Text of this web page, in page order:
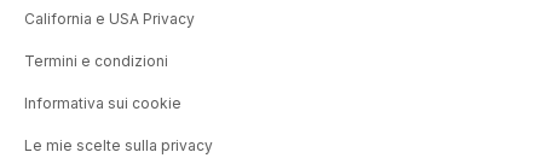
California e USA Privacy
Termini e condizioni
Informativa sui cookie
Le mie scelte sulla privacy